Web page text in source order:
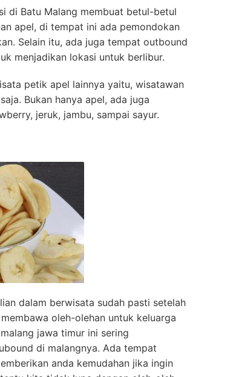
di Batu Malang membuat betul-betul
apel, di tempat ini ada pemondokan
Selain itu, ada juga tempat outbound
menjadikan lokasi untuk berlibur.
petik apel lainnya yaitu, wisatawan
Bukan hanya apel, ada juga
jeruk, jambu, sampai sayur.
dalam berwisata sudah pasti setelah
oleh-olehan untuk keluarga
jawa timur ini sering
di malangnya. Ada tempat
anda kemudahan jika ingin